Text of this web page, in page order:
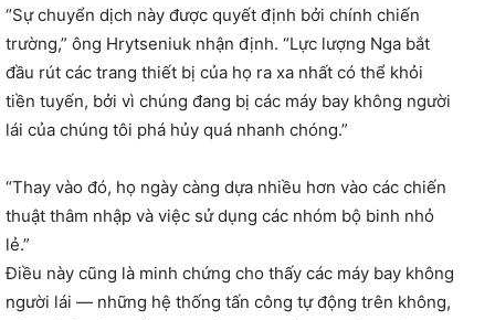
“Sự chuyển dịch này được quyết định bởi chính chiến
trường,” ông Hrytseniuk nhận định. “Lực lượng Nga bắt
đầu rút các trang thiết bị của họ ra xa nhất có thể khỏi
tiền tuyến, bởi vì chúng đang bị các máy bay không người
lái của chúng tôi phá hủy quá nhanh chóng.”
“Thay vào đó, họ ngày càng dựa nhiều hơn vào các chiến
thuật thâm nhập và việc sử dụng các nhóm bộ binh nhỏ
lẻ.”
Điều này cũng là minh chứng cho thấy các máy bay không
người lái — những hệ thống tấn công tự động trên không,